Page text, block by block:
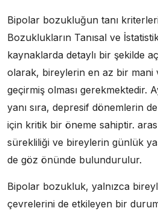
Bipolar bozukluğun tanı
Bozuklukların Tanısal ve
kaynaklarda detaylı bir şekilde
olarak, bireylerin en az bir mani
geçirmiş olması gerekmektedir.
yanı sıra, depresif dönemlerin de
için kritik bir öneme sahiptir.
sürekliliği ve bireylerin günlük
de göz önünde bulundurulur.
Bipolar bozukluk, yalnızca
çevrelerini de etkileyen bir